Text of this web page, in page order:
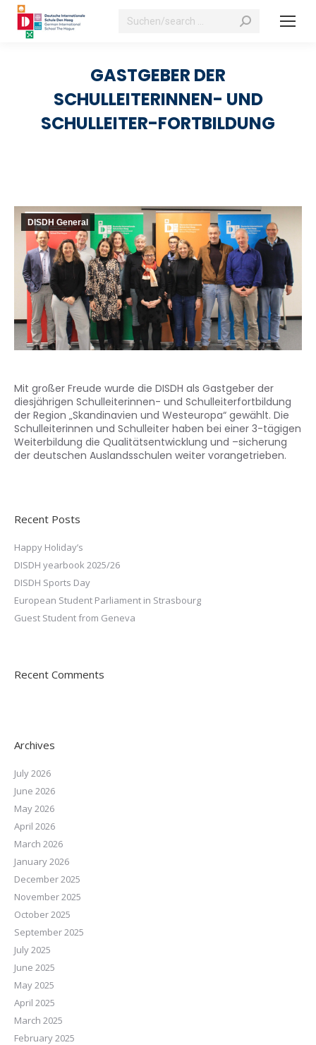
Search:
GASTGEBER DER
SCHULLEITERINNEN- UND
SCHULLEITER-FORTBILDUNG
DISDH General
Mit großer Freude wurde die DISDH als Gastgeber der
diesjährigen Schulleiterinnen- und Schulleiterfortbildung
der Region „Skandinavien und Westeuropa“ gewählt. Die
Schulleiterinnen und Schulleiter haben bei einer 3-tägigen
Weiterbildung die Qualitätsentwicklung und –sicherung
der deutschen Auslandsschulen weiter vorangetrieben.
Recent Posts
Happy Holiday’s
DISDH yearbook 2025/26
DISDH Sports Day
European Student Parliament in Strasbourg
Guest Student from Geneva
Recent Comments
Archives
July 2026
June 2026
May 2026
April 2026
March 2026
January 2026
December 2025
November 2025
October 2025
September 2025
July 2025
June 2025
May 2025
April 2025
March 2025
February 2025